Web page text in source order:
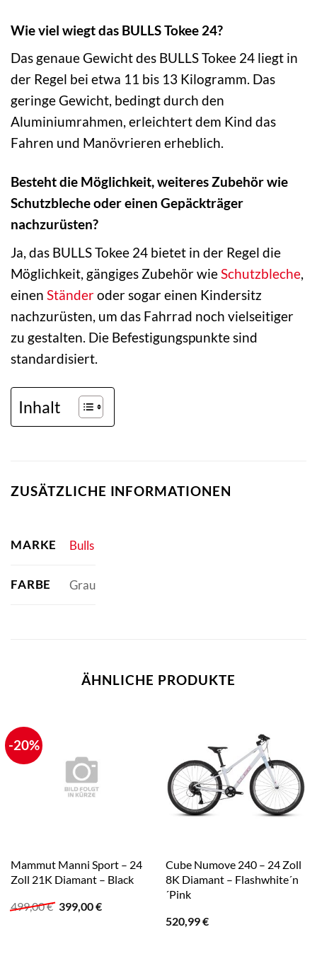
Wie viel wiegt das BULLS Tokee 24?
Das genaue Gewicht des BULLS Tokee 24 liegt in
der Regel bei etwa 11 bis 13 Kilogramm. Das
geringe Gewicht, bedingt durch den
Aluminiumrahmen, erleichtert dem Kind das
Fahren und Manövrieren erheblich.
Besteht die Möglichkeit, weiteres Zubehör wie
Schutzbleche oder einen Gepäckträger
nachzurüsten?
Ja, das BULLS Tokee 24 bietet in der Regel die
Möglichkeit, gängiges Zubehör wieSchutzbleche,
einen Ständeroder sogar einen Kindersitz
nachzurüsten, um das Fahrrad noch vielseitiger
zu gestalten. Die Befestigungspunkte sind
standardisiert.
Inhalt
ZUSÄTZLICHE INFORMATIONEN
MARKE Bulls
FARBE Grau
ÄHNLICHE PRODUKTE
-20%
Mammut Manni Sport – 24
Zoll 21K Diamant – Black
499,00€ Ursprünglicher
Preis
399,00€Aktueller
Cube Numove 240 – 24 Zoll
8K Diamant – Flashwhite´n
´Pink
520,99€